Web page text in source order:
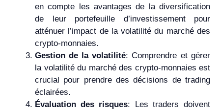
en compte les avantages de la diversification
de leur portefeuille d’investissement pour
atténuer l’impact de la volatilité du marché des
crypto-monnaies.
Gestion de la volatilité: Comprendre et gérer
la volatilité du marché des crypto-monnaies est
crucial pour prendre des décisions de trading
éclairées.
Évaluation des risques: Les traders doivent